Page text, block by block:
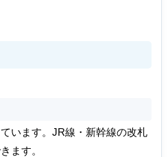
います。JR線・新幹線の改札
ます。